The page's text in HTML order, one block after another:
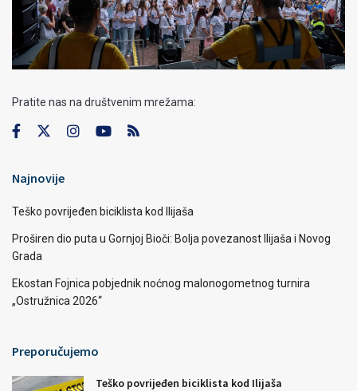
Pratite nas na društvenim mrežama:
Najnovije
Teško povrijeđen biciklista kod Ilijaša
Proširen dio puta u Gornjoj Bioči: Bolja povezanost Ilijaša i Novog
Grada
Ekostan Fojnica pobjednik noćnog malonogometnog turnira
„Ostružnica 2026“
Preporučujemo
Teško povrijeđen biciklista kod Ilijaša